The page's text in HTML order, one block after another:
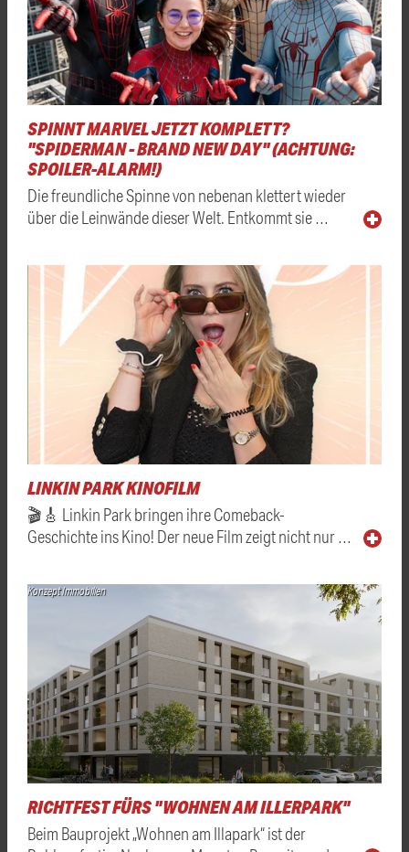
SPINNT MARVEL JETZT KOMPLETT?
"SPIDERMAN - BRAND NEW DAY" (ACHTUNG:
SPOILER-ALARM!)
Die freundliche Spinne von nebenan klettert wieder
über die Leinwände dieser Welt. Entkommt sie …
LINKIN PARK KINOFILM
🎬🎸 Linkin Park bringen ihre Comeback-
Geschichte ins Kino! Der neue Film zeigt nicht nur …
Konzept Immobilien
RICHTFEST FÜRS "WOHNEN AM ILLERPARK"
Beim Bauprojekt „Wohnen am Illapark“ ist der